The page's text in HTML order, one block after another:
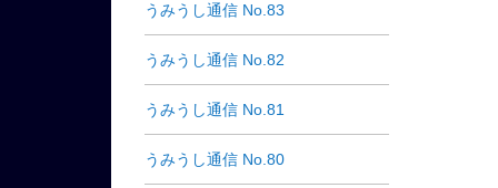
うみうし通信 No.83
うみうし通信 No.82
うみうし通信 No.81
うみうし通信 No.80